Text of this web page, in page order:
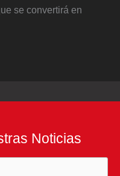
se convertirá en
Noticias